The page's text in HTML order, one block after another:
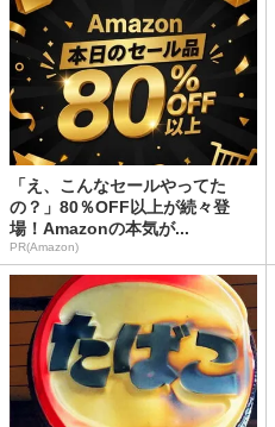
「え、こんなセールやってた
の？」80％OFF以上が続々登
場！Amazonの本気が...
PR(Amazon)